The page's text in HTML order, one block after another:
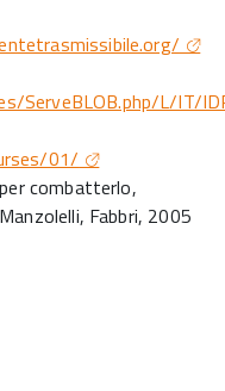
ServeBLOB.php/L/IT/
01/
combatterlo,
Fabbri, 2005